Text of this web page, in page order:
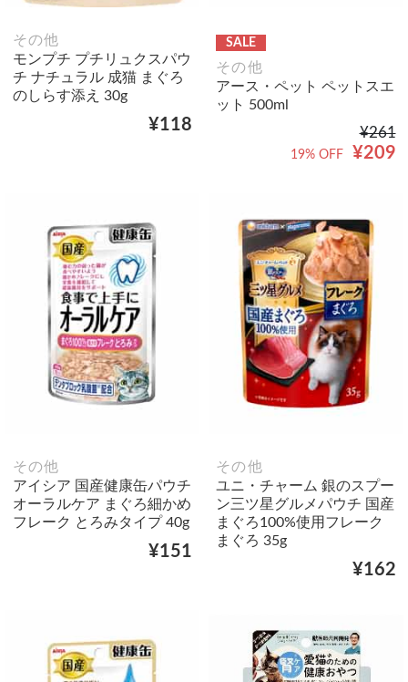
その他
モンプチ プチリュクスパウ
チ ナチュラル 成猫 まぐろ
のしらす添え 30g
¥118
SALE
その他
アース・ペット ペットスエ
ット 500ml
¥261
¥209
19% OFF
その他
アイシア 国産健康缶パウチ
オーラルケア まぐろ細かめ
フレーク とろみタイプ 40g
¥151
その他
ユニ・チャーム 銀のスプー
ン三ツ星グルメパウチ 国産
まぐろ100%使用フレーク
まぐろ 35g
¥162